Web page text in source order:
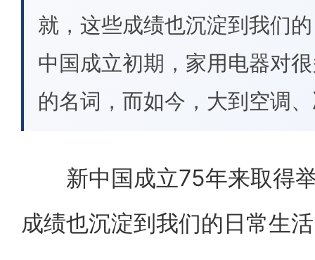
就，这些成绩也沉淀到我
中国成立初期，家用电器对
的名词，而如今，大到空调
新中国成立75年来取得举
成绩也沉淀到我们的日常生